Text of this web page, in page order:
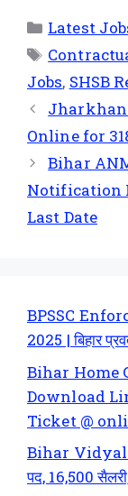
Latest
Jobs, SHSB
Online for
Bihar
Notification
Last Date
BPSSC
2025 | बिहार
Bihar Home
Download
Ticket @
Bihar
पद, 16,500